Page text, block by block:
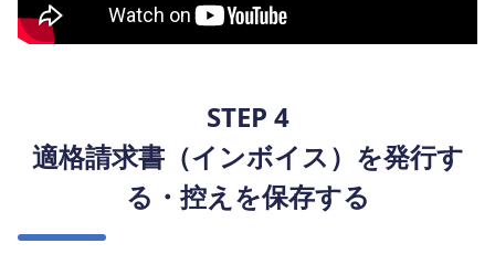
STEP 4
適格請求書（インボイス）を発行す
る・控えを保存する